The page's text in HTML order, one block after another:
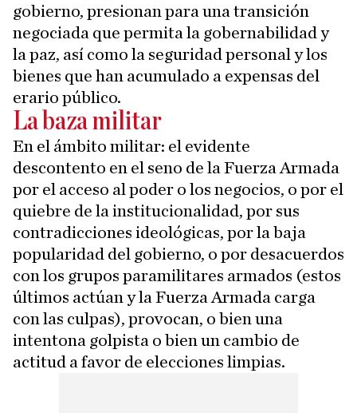
gobierno, presionan para una transición
negociada que permita la gobernabilidad y
la paz, así como la seguridad personal y los
bienes que han acumulado a expensas del
erario público.
La baza militar
En el ámbito militar: el evidente
descontento en el seno de la Fuerza Armada
por el acceso al poder o los negocios, o por el
quiebre de la institucionalidad, por sus
contradicciones ideológicas, por la baja
popularidad del gobierno, o por desacuerdos
con los grupos paramilitares armados (estos
últimos actúan y la Fuerza Armada carga
con las culpas), provocan, o bien una
intentona golpista o bien un cambio de
actitud a favor de elecciones limpias.